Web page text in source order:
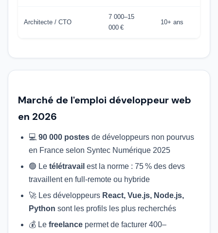
Architecte / CTO
7 000–15
000 €
10+ ans
Marché de l'emploi développeur web
en 2026
💻 90 000 postes de développeurs non pourvus
en France selon Syntec Numérique 2025
🟢 Le télétravail est la norme : 75 % des devs
travaillent en full-remote ou hybride
🚀 Les développeurs React, Vue.js, Node.js,
Python sont les profils les plus recherchés
💰 Le freelance permet de facturer 400–